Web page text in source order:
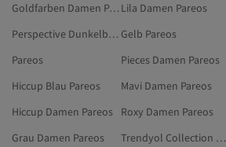
Goldfarben Damen Pareos Lila Damen Pareos
Perspective Dunkelblau Pareos Gelb Pareos
Pareos
Pieces Damen Pareos
Hiccup Blau Pareos
Mavi Damen Pareos
Hiccup Damen Pareos
Roxy Damen Pareos
Grau Damen Pareos
Trendyol Collection Schwarz Kleidung